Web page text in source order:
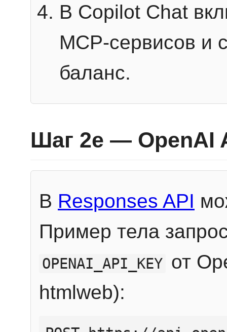
В Copilot Chat
MCP-сервисов и
баланс.
Шаг 2e — OpenAI
В Responses API
Пример тела
OPENAI_API_KEY от
htmlweb):